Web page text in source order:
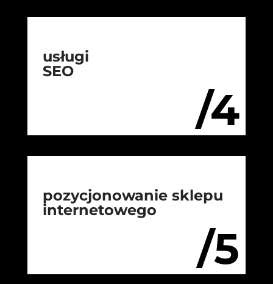
/4
usługi
SEO
/5
pozycjonowanie sklepu
internetowego